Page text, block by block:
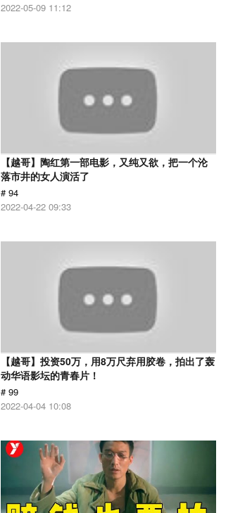
2022-05-09 11:12
【越哥】陶红第一部电影，又纯又欲，把一个沦
落市井的女人演活了
# 94
2022-04-22 09:33
【越哥】投资50万，用8万尺弃用胶卷，拍出了轰
动华语影坛的青春片！
# 99
2022-04-04 10:08